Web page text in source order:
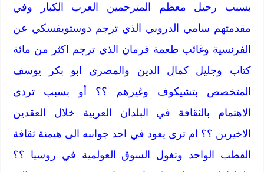
بسبب رحيل معظم المترجمين العرب الكبار وفي
مقدمتهم سامي الدروبي الذي ترجم دوستويفسكي عن
الفرنسية وغائب طعمة فرمان الذي ترجم اكثر من مائة
كتاب وجليل كمال الدين والمصري ابو بكر يوسف
المتخصص بتشيكوف وغيرهم ؟؟ أو بسبب تردي
الاهتمام بالثقافة في البلدان العربية خلال العقدين
الاخيرين ؟؟ ام ترى يعود في احد جوانبه الى هيمنة ثقافة
القطب الواحد وتغول السوق العولمية في روسيا ؟؟